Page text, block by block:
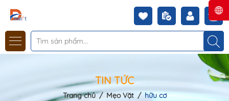
TIN TỨC
Trang chủ / Mẹo Vặt / hữu cơ